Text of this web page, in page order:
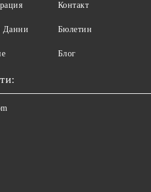
Данни
Контакт
Бюлетин
Блог